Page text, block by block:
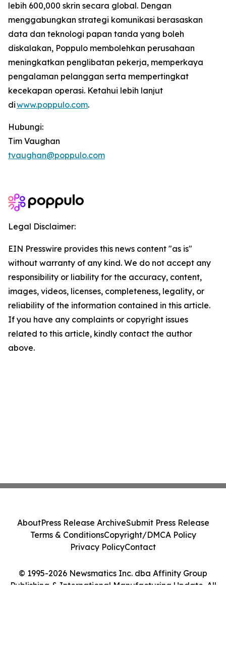
lebih 600,000 skrin secara global. Dengan
menggabungkan strategi komunikasi berasaskan
data dan teknologi papan tanda yang boleh
diskalakan, Poppulo membolehkan perusahaan
meningkatkan penglibatan pekerja, memperkaya
pengalaman pelanggan serta mempertingkat
kecekapan operasi. Ketahui lebih lanjut
diwww.poppulo.com.
Hubungi:
Tim Vaughan
tvaughan@poppulo.com
Legal Disclaimer:
EIN Presswire provides this news content "as is"
without warranty of any kind. We do not accept any
responsibility or liability for the accuracy, content,
images, videos, licenses, completeness, legality, or
reliability of the information contained in this article.
If you have any complaints or copyright issues
related to this article, kindly contact the author
above.
© 1995-2026 Newsmatics Inc. dba Affinity Group
Publishing & International Manufacturing Update. All
AboutPress Release ArchiveSubmit Press Release
Terms & ConditionsCopyright/DMCA Policy
Privacy PolicyContact